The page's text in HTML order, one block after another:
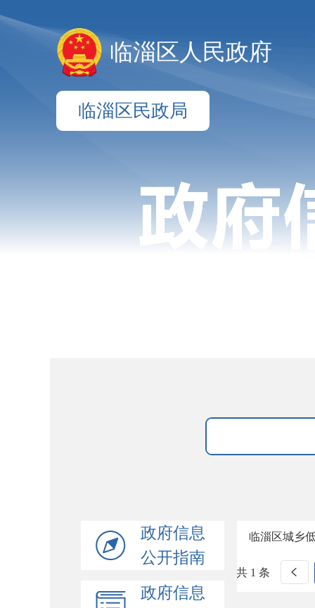
临淄区人民政府
临淄区民政局
政府信息
公开指南
政府信息
临淄区城乡
共 1 条